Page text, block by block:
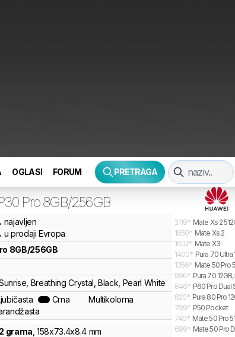
OGLASI FORUM PRETRAGA
Pro 8GB/256GB
najavljen
u prodaji Evropa
8GB/256GB
Breathing Crystal, Black, Pearl White
Crna
Multikolorna
grama ,158x73.4x8.4 mm
2119* Mate Xs 2
1650* Mate Xs 2
1602* Mate X3
1400* Pura 70 Ultra
1356* Mate 50 Pro
996* Pura 70 12GB,
846* P60 Pro Dual
820* Pura 80 Pro
799* P50 Pocket
749* Mate 50 Pro
699* Mate 50 Pro